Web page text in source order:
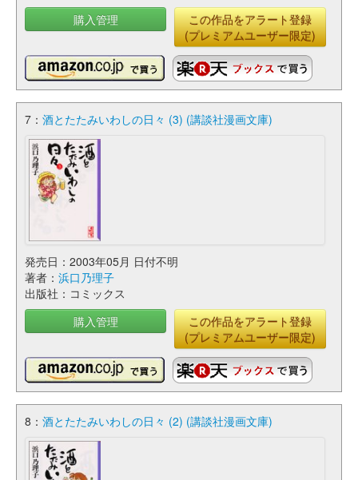
購入管理
この作品をアラート登録
(プレミアムユーザー限定)
7： 酒とたたみいわしの日々 (3) (講談社漫画文庫)
発売日：2003年05月 日付不明
著者： 浜口乃理子
出版社：コミックス
購入管理
この作品をアラート登録
(プレミアムユーザー限定)
8： 酒とたたみいわしの日々 (2) (講談社漫画文庫)